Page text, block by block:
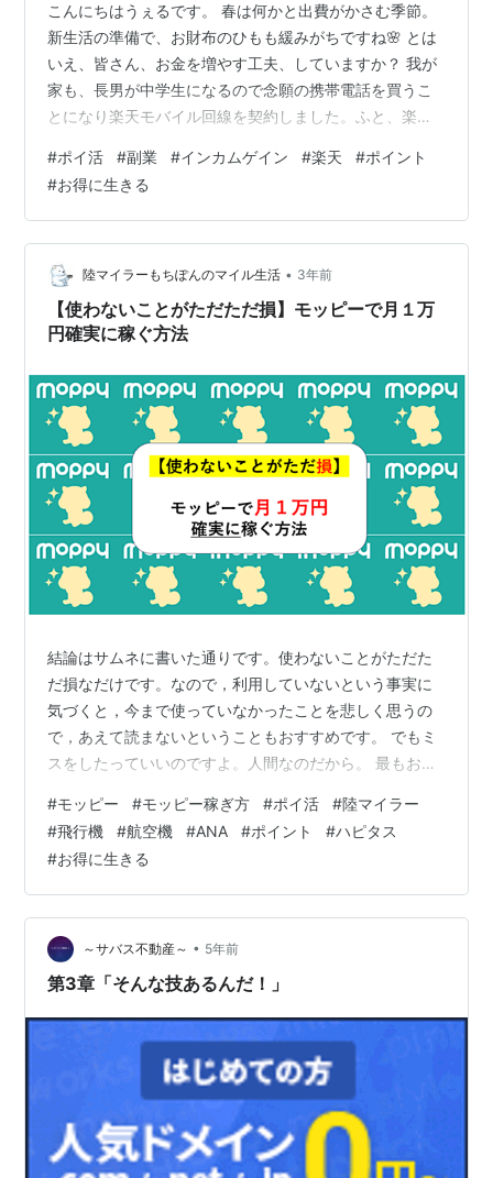
こんにちはうぇるです。 春は何かと出費がかさむ季節。
新生活の準備で、お財布のひもも緩みがちですね🌸 とは
いえ、皆さん、お金を増やす工夫、していますか？ 我が
家も、長男が中学生になるので念願の携帯電話を買うこ
とになり楽天モバイル回線を契約しました。ふと、楽天
120万円を超えていました。 ここ数年は年間だと15万〜
20万ポイントほどもらっています。 まさかこんなにもら
っているとは嬉しい誤算です。 先週末にママ会があり混
じって話をしていたら、いまだに現金・現物主義の方も
ちらほらいました。 ブログなので、あえて言わせていた
だきます… 「失礼ながらお嬢…
#ポイ活 #副業 #インカムゲイン #楽天 #ポイント
#お得に生きる
陸マイラーもちぽんのマイル生活 • 3年前
【使わないことがただただ損】モッピーで月１万
円確実に稼ぐ方法
結論はサムネに書いた通りです。使わないことがただた
だ損なだけです。なので，利用していないという事実に
気づくと，今まで使っていなかったことを悲しく思うの
で，あえて読まないということもおすすめです。 でもミ
スをしたっていいのですよ。人間なのだから。 最もおす
なSNSとしてtwitterを利用しています。【自己紹介】 こ
の記事の目次（クリックをすればジャンプできます） 稼
ぎたくない人は使わなくていい。 お買い物をモッピー経
由でするだけ。頑張らない。 クレカを作るのは一瞬。 サ
ービスを契約して解約せよ。向こうも多分うれしい。 モ
ッピーで貯めたポイント…
#モッピー #モッピー稼ぎ方 #ポイ活 #陸マイラー
#飛行機 #航空機 #ANA #ポイント #ハピタス
#お得に生きる
～サバス不動産～ • 5年前
第3章「そんな技あるんだ！」